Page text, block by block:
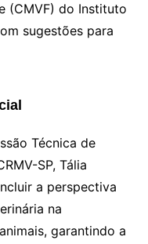
(CMVF) do Instituto
sugestões para
Técnica de
SP, Tália
a perspectiva
na
garantindo a